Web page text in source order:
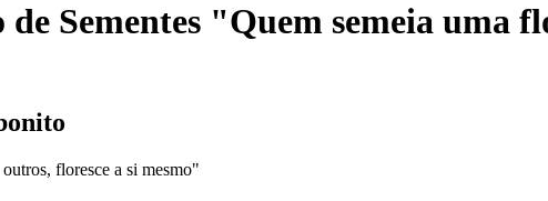
Sementes "Quem semeia uma
floresce a si mesmo"